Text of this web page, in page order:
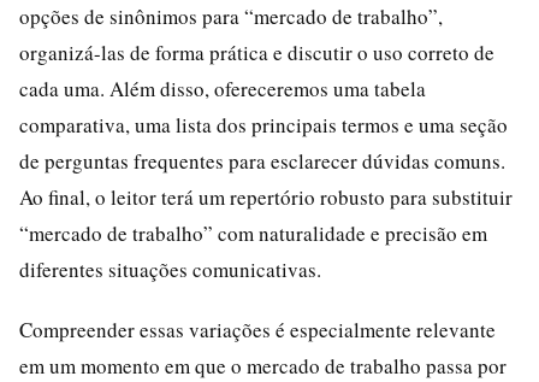
opções de sinônimos para “mercado de trabalho”,
organizá-las de forma prática e discutir o uso correto de
cada uma. Além disso, ofereceremos uma tabela
comparativa, uma lista dos principais termos e uma seção
de perguntas frequentes para esclarecer dúvidas comuns.
Ao final, o leitor terá um repertório robusto para substituir
“mercado de trabalho” com naturalidade e precisão em
diferentes situações comunicativas.
Compreender essas variações é especialmente relevante
em um momento em que o mercado de trabalho passa por